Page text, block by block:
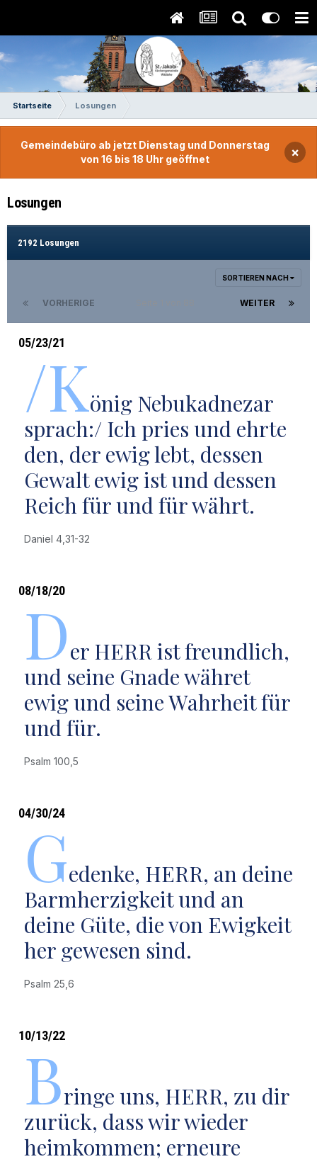
Startseite Losungen
Gemeindebüro ab jetzt Dienstag und Donnerstag
von 16 bis 18 Uhr geöffnet
×
Losungen
2192 Losungen
SORTIEREN NACH
VORHERIGE WEITER
05/23/21
/König Nebukadnezar
sprach:/ Ich pries und ehrte
den, der ewig lebt, dessen
Gewalt ewig ist und dessen
Reich für und für währt.
Daniel 4,31-32
08/18/20
Der HERR ist freundlich,
und seine Gnade währet
ewig und seine Wahrheit für
und für.
Psalm 100,5
04/30/24
Gedenke, HERR, an deine
Barmherzigkeit und an
deine Güte, die von Ewigkeit
her gewesen sind.
Psalm 25,6
10/13/22
Bringe uns, HERR, zu dir
zurück, dass wir wieder
heimkommen; erneure